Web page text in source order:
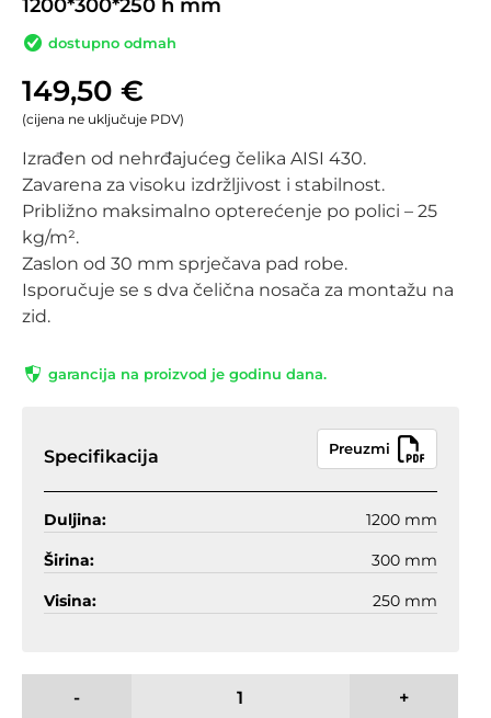
1200*300*250 h mm
dostupno odmah
149,50 €
(cijena ne uključuje PDV)
Izrađen od nehrđajućeg čelika AISI 430.
Zavarena za visoku izdržljivost i stabilnost.
Približno maksimalno opterećenje po polici – 25
kg/m².
Zaslon od 30 mm sprječava pad robe.
Isporučuje se s dva čelična nosača za montažu na
zid.
garancija na proizvod je godinu dana.
Specifikacija Preuzmi
Duljina: 1200 mm
Širina: 300 mm
Visina: 250 mm
- +